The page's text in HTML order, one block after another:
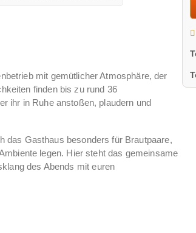
mit gemütlicher Atmosphäre, der
finden bis zu rund 36
ihr in Ruhe anstoßen, plaudern und
das Gasthaus besonders für Brautpaare,
legen. Hier steht das gemeinsame
des Abends mit euren